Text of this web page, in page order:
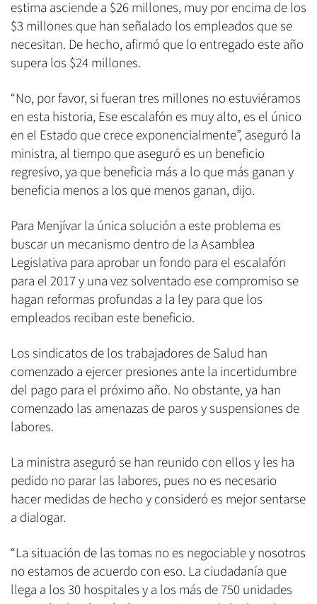
estima asciende a $26 millones, muy por encima de los
$3 millones que han señalado los empleados que se
necesitan. De hecho, afirmó que lo entregado este año
supera los $24 millones.
“No, por favor, si fueran tres millones no estuviéramos
en esta historia, Ese escalafón es muy alto, es el único
en el Estado que crece exponencialmente”, aseguró la
ministra, al tiempo que aseguró es un beneficio
regresivo, ya que beneficia más a lo que más ganan y
beneficia menos a los que menos ganan, dijo.
Para Menjívar la única solución a este problema es
buscar un mecanismo dentro de la Asamblea
Legislativa para aprobar un fondo para el escalafón
para el 2017 y una vez solventado ese compromiso se
hagan reformas profundas a la ley para que los
empleados reciban este beneficio.
Los sindicatos de los trabajadores de Salud han
comenzado a ejercer presiones ante la incertidumbre
del pago para el próximo año. No obstante, ya han
comenzado las amenazas de paros y suspensiones de
labores.
La ministra aseguró se han reunido con ellos y les ha
pedido no parar las labores, pues no es necesario
hacer medidas de hecho y consideró es mejor sentarse
a dialogar.
“La situación de las tomas no es negociable y nosotros
no estamos de acuerdo con eso. La ciudadanía que
llega a los 30 hospitales y a los más de 750 unidades